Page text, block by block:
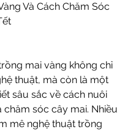
Và Cách Chăm Sóc
mai vàng không chỉ
thuật, mà còn là một
sâu sắc về cách nuôi
chăm sóc cây mai. Nhiều